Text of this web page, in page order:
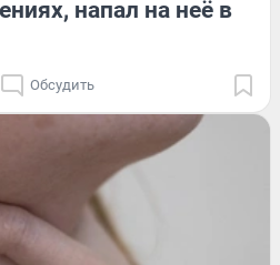
напал на неё в
Обсудить